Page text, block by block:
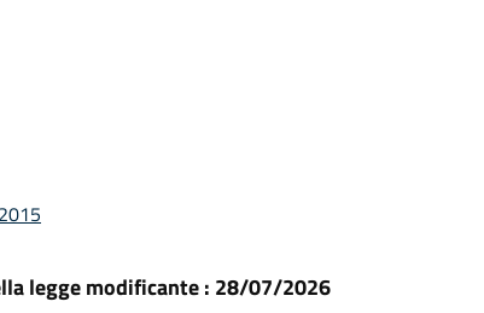
legge modificante : 28/07/2026